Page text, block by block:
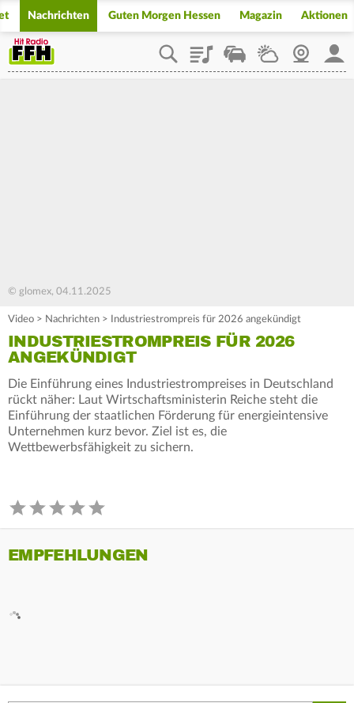
Nachrichten Guten Morgen Hessen Magazin Aktionen
PlaylistStaupilotWetterWebcam
© glomex, 04.11.2025
Video > Nachrichten > Industriestrompreis für 2026 angekündigt
INDUSTRIESTROMPREIS FÜR 2026
ANGEKÜNDIGT
Die Einführung eines Industriestrompreises in Deutschland
rückt näher: Laut Wirtschaftsministerin Reiche steht die
Einführung der staatlichen Förderung für energieintensive
Unternehmen kurz bevor. Ziel ist es, die
Wettbewerbsfähigkeit zu sichern.
EMPFEHLUNGEN